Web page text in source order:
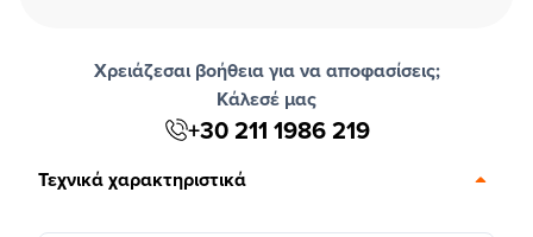
Χρειάζεσαι βοήθεια για να αποφασίσεις;
Κάλεσέ μας
+30 211 1986 219
Τεχνικά χαρακτηριστικά